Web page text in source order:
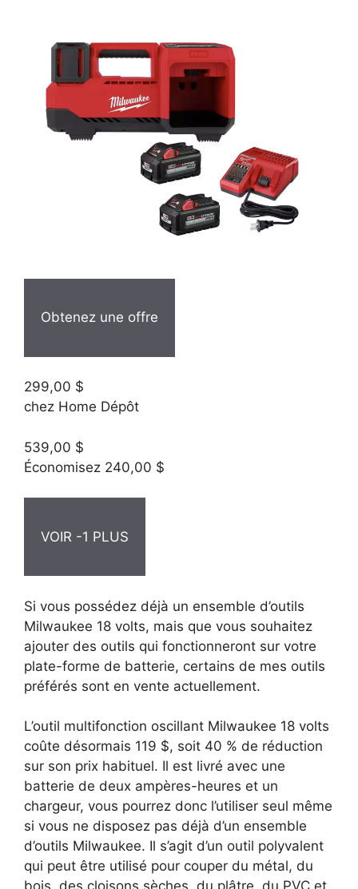
Obtenez une offre
299,00 $
chez Home Dépôt
539,00 $
Économisez 240,00 $
VOIR -1 PLUS
Si vous possédez déjà un ensemble d’outils
Milwaukee 18 volts, mais que vous souhaitez
ajouter des outils qui fonctionneront sur votre
plate-forme de batterie, certains de mes outils
préférés sont en vente actuellement.
L’outil multifonction oscillant Milwaukee 18 volts
coûte désormais 119 $, soit 40 % de réduction
sur son prix habituel. Il est livré avec une
batterie de deux ampères-heures et un
chargeur, vous pourrez donc l’utiliser seul même
si vous ne disposez pas déjà d’un ensemble
d’outils Milwaukee. Il s’agit d’un outil polyvalent
qui peut être utilisé pour couper du métal, du
bois, des cloisons sèches, du plâtre, du PVC et